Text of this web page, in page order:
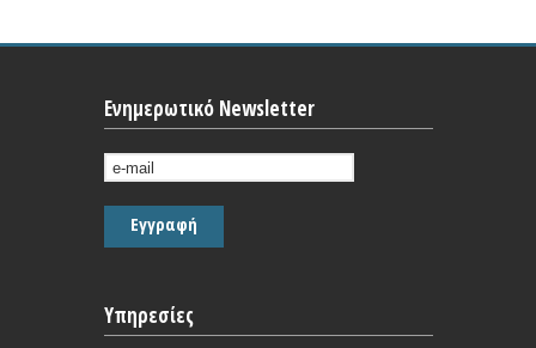
Ενημερωτικό Newsletter
Υπηρεσίες